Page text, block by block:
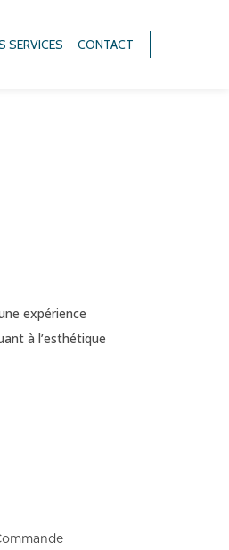
SERVICES CONTACT
expérience
à l’esthétique